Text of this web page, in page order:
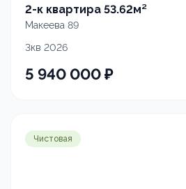
2-к квартира 53.62м²
Макеева 89
3кв 2026
5 940 000₽
Чистовая